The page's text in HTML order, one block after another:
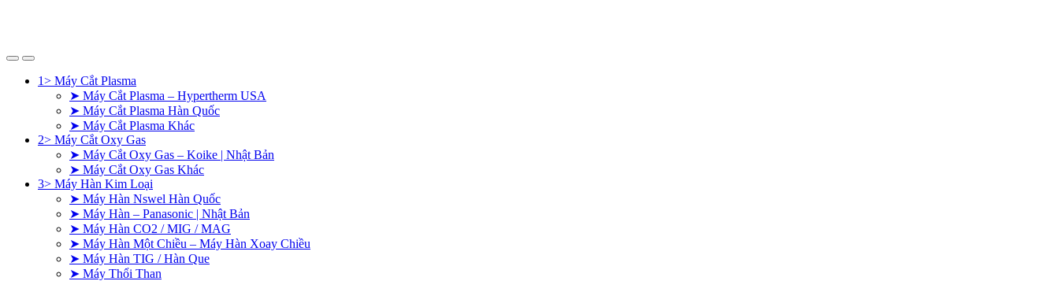
1> Máy Cắt Plasma
➤ Máy Cắt Plasma – Hypertherm USA
➤ Máy Cắt Plasma Hàn Quốc
➤ Máy Cắt Plasma Khác
2> Máy Cắt Oxy Gas
➤ Máy Cắt Oxy Gas – Koike | Nhật Bản
➤ Máy Cắt Oxy Gas Khác
3> Máy Hàn Kim Loại
➤ Máy Hàn Nswel Hàn Quốc
➤ Máy Hàn – Panasonic | Nhật Bản
➤ Máy Hàn CO2 / MIG / MAG
➤ Máy Hàn Một Chiều – Máy Hàn Xoay Chiều
➤ Máy Hàn TIG / Hàn Que
➤ Máy Thổi Than